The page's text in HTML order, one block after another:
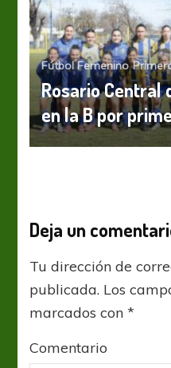
Fútbol Femenino
Rosario Central
en la B por
Deja un
Tu dirección de
publicada. Los
marcados con*
Comentario